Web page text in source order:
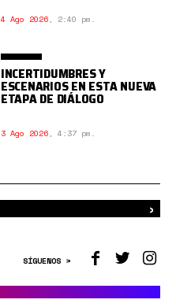
4 Ago 2026, 2:40 pm.
INCERTIDUMBRES Y
ESCENARIOS EN ESTA NUEVA
ETAPA DE DIÁLOGO
3 Ago 2026, 4:37 pm.
›
SÍGUENOS >